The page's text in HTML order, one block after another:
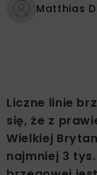
Matthias
Liczne linie
się, że z
Wielkiej
najmniej 3